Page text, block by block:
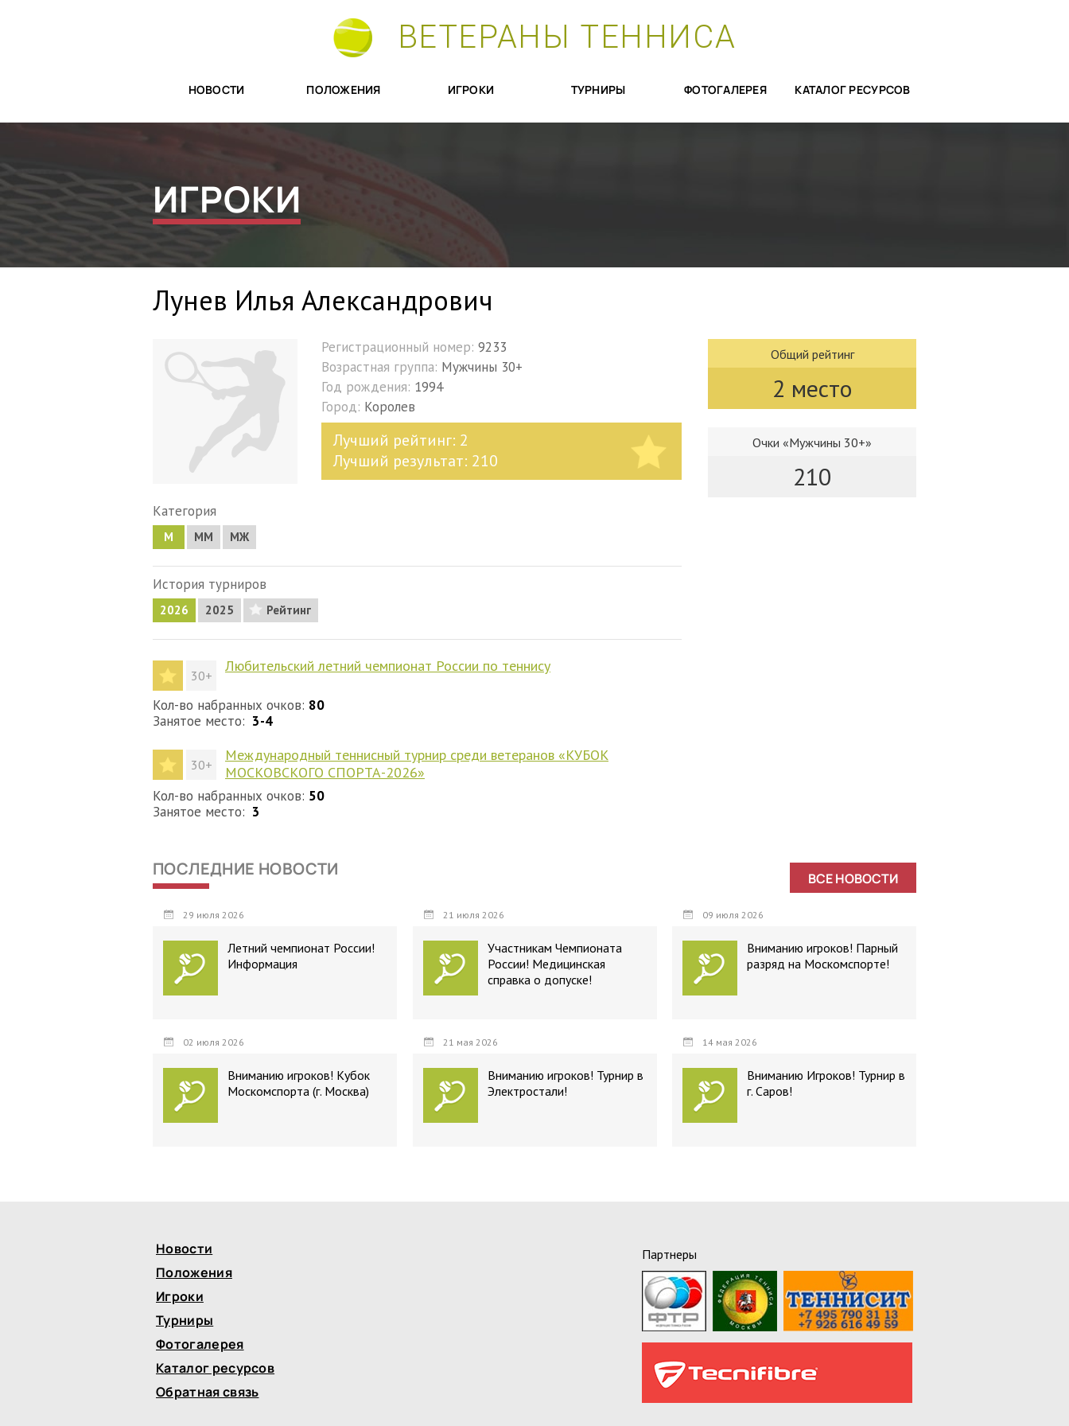
ВЕТЕРАНЫ ТЕННИСА
НОВОСТИ ПОЛОЖЕНИЯ ИГРОКИ ТУРНИРЫ ФОТОГАЛЕРЕЯ КАТАЛОГ РЕСУРСОВ
ИГРОКИ
Лунев Илья Александрович
Регистрационный номер: 9233
Возрастная группа: Мужчины 30+
Год рождения: 1994
Город: Королев
Лучший рейтинг: 2
Лучший результат: 210
Категория
М MM МЖ
История турниров
2026 2025 Рейтинг
30+
Любительский летний чемпионат России по теннису
Кол-во набранных очков: 80
Занятое место: 3-4
30+
Международный теннисный турнир среди ветеранов «КУБОК
МОСКОВСКОГО СПОРТА-2026»
Кол-во набранных очков: 50
Занятое место: 3
Общий рейтинг
2 место
Очки «Мужчины 30+»
210
ПОСЛЕДНИЕ НОВОСТИ ВСЕ НОВОСТИ
29 июля 2026
Летний чемпионат России!
Информация
21 июля 2026
Участникам Чемпионата
России! Медицинская
справка о допуске!
09 июля 2026
Вниманию игроков! Парный
разряд на Москомспорте!
02 июля 2026
Вниманию игроков! Кубок
Москомспорта (г. Москва)
21 мая 2026
Вниманию игроков! Турнир в
Электростали!
14 мая 2026
Вниманию Игроков! Турнир в
г. Саров!
Новости
Положения
Игроки
Турниры
Фотогалерея
Каталог ресурсов
Обратная связь
Партнеры